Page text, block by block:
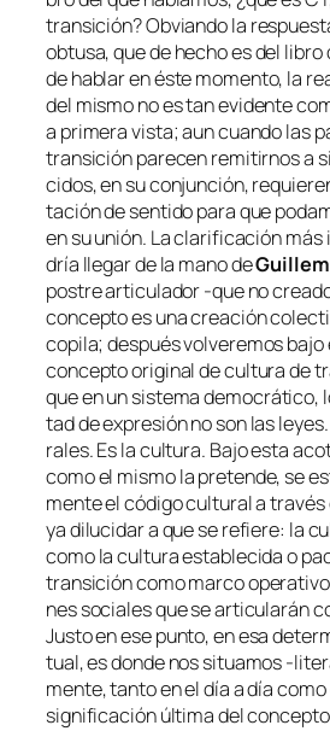
tran­si­ción? Obviando la
ob­tu­sa, que de he­cho es del
de ha­blar en és­te mo­men­to, la
del mis­mo no es tan evi­den­te
a pri­me­ra vis­ta; aun cuan­do las
tran­si­ción pa­re­cen re­mi­tir­nos a
ci­dos, en su con­jun­ción,
ta­ción de sen­ti­do pa­ra que
en su unión. La cla­ri­fi­ca­ción
dría lle­gar de la mano de
pos­tre ar­ti­cu­la­dor ‑que no
con­cep­to es una crea­ción
co­pi­la; des­pués vol­ve­re­mos
con­cep­to ori­gi­nal decul­tu­ra de
queen un sis­te­ma de­mo­crá­ti­co,
tad de ex­pre­sión no son las
ra­les. Es la cul­tu­ra. Bajo es­ta
co­mo el mis­mo la pre­ten­de, se
men­te el có­di­go cul­tu­ral a tra­vés
ya di­lu­ci­dar a que se re­fie­re: la
co­mo la cul­tu­ra es­ta­ble­ci­da o
tran­si­ción co­mo mar­co
nes so­cia­les que se ar­ti­cu­la­rán
Justo en ese pun­to, en esa
tual, es don­de nos si­tua­mos
men­te, tan­to en el día a día
sig­ni­fi­ca­ción úl­ti­ma del